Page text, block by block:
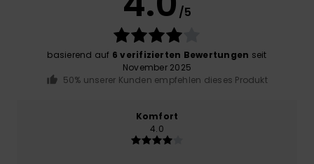
/5
basierend auf 6 verifizierten Bewertungen seit
November 2025
50% unserer Kunden empfehlen dieses Produkt
Komfort
4.0